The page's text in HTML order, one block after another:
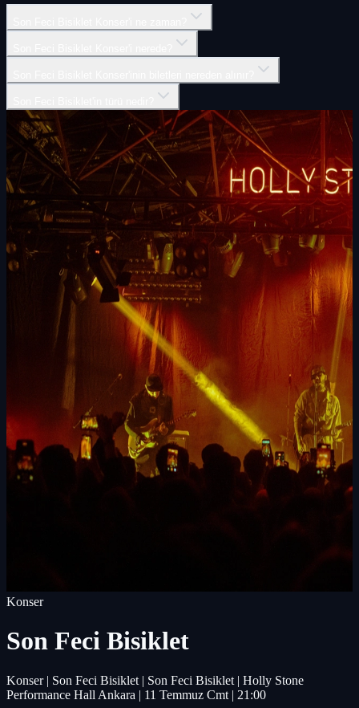
Konser
Son Feci Bisiklet
Konser | Son Feci Bisiklet | Son Feci Bisiklet | Holly Stone
Performance Hall Ankara | 11 Temmuz Cmt | 21:00